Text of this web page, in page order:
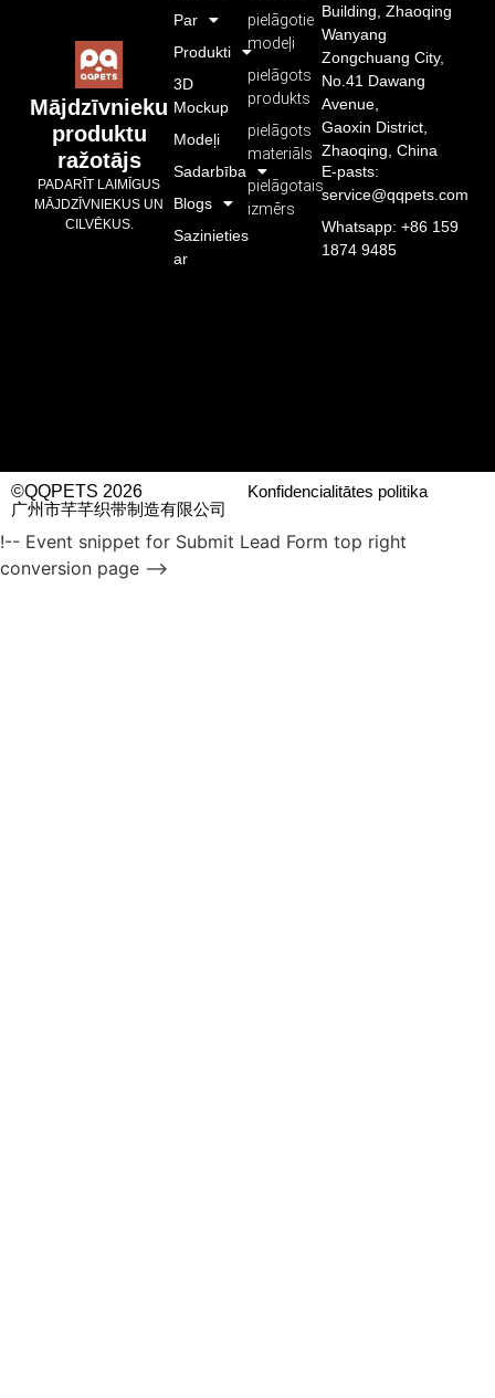
Mājdzīvnieku
produktu
ražotājs
PADARĪT LAIMĪGUS
MĀJDZĪVNIEKUS UN
CILVĒKUS.
pielāgotie
modeļi
pielāgots
produkts
pielāgots
materiāls
pielāgotais
izmērs
Par
Produkti
3D
Mockup
Modeļi
Sadarbība
Blogs
Sazinieties
ar
Building, Zhaoqing
Wanyang
Zongchuang City,
No.41 Dawang
Avenue,
Gaoxin District,
Zhaoqing, China
E-pasts:
service@qqpets.com
Whatsapp: +86 159
1874 9485
©QQPETS 2026
Konfidencialitātes politika
广州市芊芊织带制造有限公司
!-- Event snippet for Submit Lead Form top right
conversion page -->